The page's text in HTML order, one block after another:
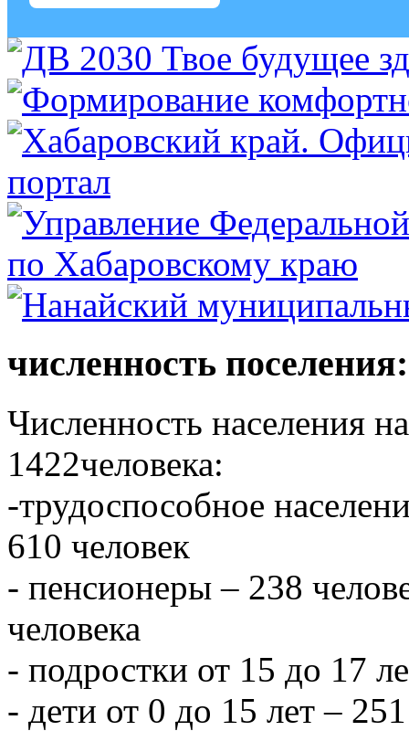
численность поселения:
Численность населения
1422человека:
-трудоспособное
610 человек
- пенсионеры – 238
человека
- подростки от 15 до 17
- дети от 0 до 15 лет –